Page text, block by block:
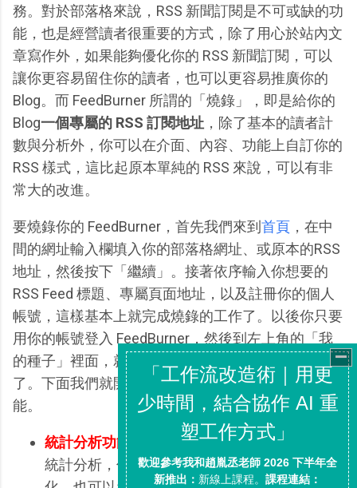
務。對於部落格來說，RSS 新聞訂閱是不可或缺的功
能，也是經營讀者很重要的方式，除了用心於站內文
章寫作外，如果能夠優化你的 RSS 新聞訂閱，可以
讓你更容易留住你的讀者，也可以更容易推廣你的
Blog。而 FeedBurner 所謂的「燒錄」，即是給你的
Blog一個專屬的 RSS 訂閱地址 ，除了基本的讀者計
數與分析外，你可以在介面、內容、功能上自訂你的
RSS 樣式，這比起原本單純的 RSS 來說，可以有非
常大的改進。
要燒錄你的 FeedBurner，首先我們來到 首頁 ，在中
間的網址輸入欄填入你的部落格網址、或原本的RSS
地址，然後按下「繼續」。接著依序輸入你想要的
RSS Feed 標題、專屬頁面地址，以及註冊你的個人
帳號，這樣基本上就完成燒錄的工作了。以後你只要
用你的帳號登入 FeedBurner，然後到左上角的「我
的種子」裡面，就可以開始自訂自己的 RSS Feed
了。下面我們就開始直接來聊聊幾個我自己常用的功
能。
統計分析功能：
在第一個標籤頁面是訂閱者的
統計分析，你可以觀察一段時間裡的訂閱數變